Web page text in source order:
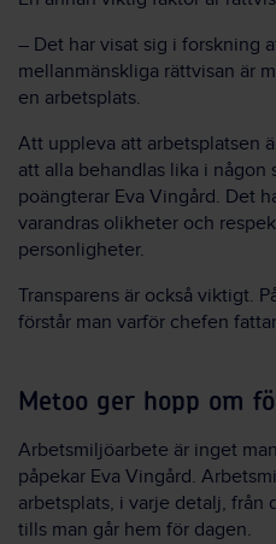
– Det har visat sig i forskning
mellanmänskliga rättvisan är
en arbetsplats.
Att uppleva att arbetsplatsen
att alla behandlas lika i någon
poängterar Eva Vingård. Det
varandras olikheter och
personligheter.
Transparens är också viktigt.
förstår man varför chefen
Metoo ger hopp om
Arbetsmiljöarbete är inget
påpekar Eva Vingård.
arbetsplats, i varje detalj, från
tills man går hem för dagen.